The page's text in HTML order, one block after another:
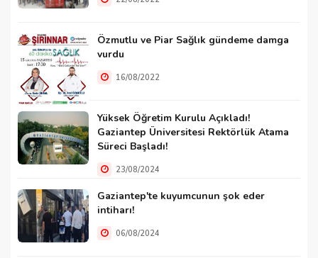
Özmutlu ve Piar Sağlık gündeme damga
vurdu
16/08/2022
Yüksek Öğretim Kurulu Açıkladı!
Gaziantep Üniversitesi Rektörlük Atama
Süreci Başladı!
23/08/2024
Gaziantep'te kuyumcunun şok eder
intiharı!
06/08/2024